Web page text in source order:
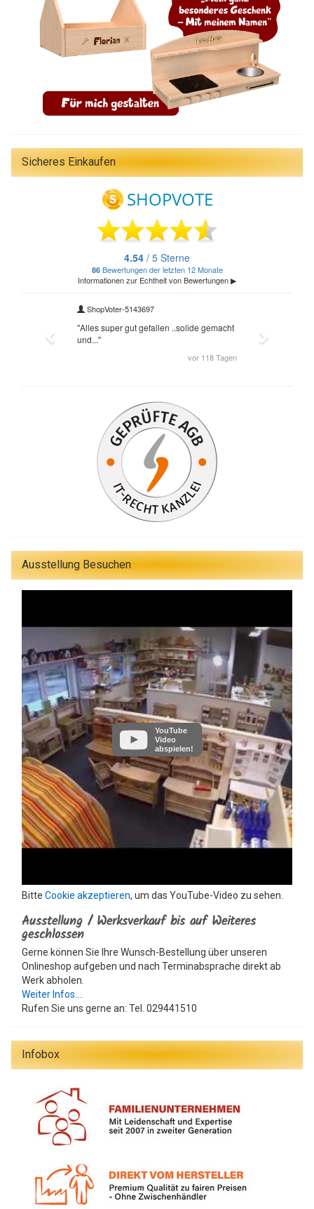
Sicheres Einkaufen
Ausstellung Besuchen
YouTube
Video
abspielen!
Bitte Cookie akzeptieren, um das YouTube-Video zu sehen.
Ausstellung / Werksverkauf bis auf Weiteres
geschlossen
Gerne können Sie Ihre Wunsch-Bestellung über unseren
Onlineshop aufgeben und nach Terminabsprache direkt ab
Werk abholen.
Weiter Infos....
Rufen Sie uns gerne an: Tel. 029441510
Infobox